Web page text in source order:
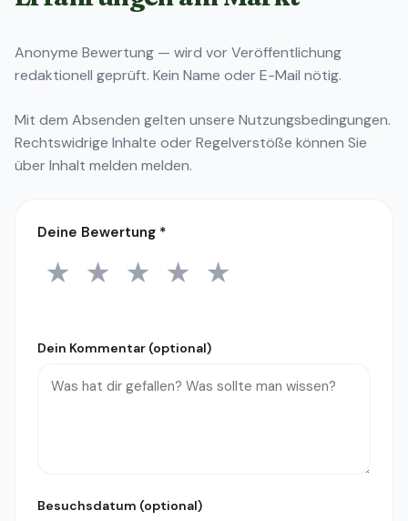
Anonyme Bewertung — wird vor Veröffentlichung
redaktionell geprüft. Kein Name oder E-Mail nötig.
Mit dem Absenden gelten unsere Nutzungsbedingungen.
Rechtswidrige Inhalte oder Regelverstöße können Sie
überInhalt melden melden.
Deine Bewertung *
1 Stern
★ 2 Sterne
★ 3 Sterne
★ 4 Sterne
★ 5 Sterne
★
Dein Kommentar (optional)
Besuchsdatum (optional)